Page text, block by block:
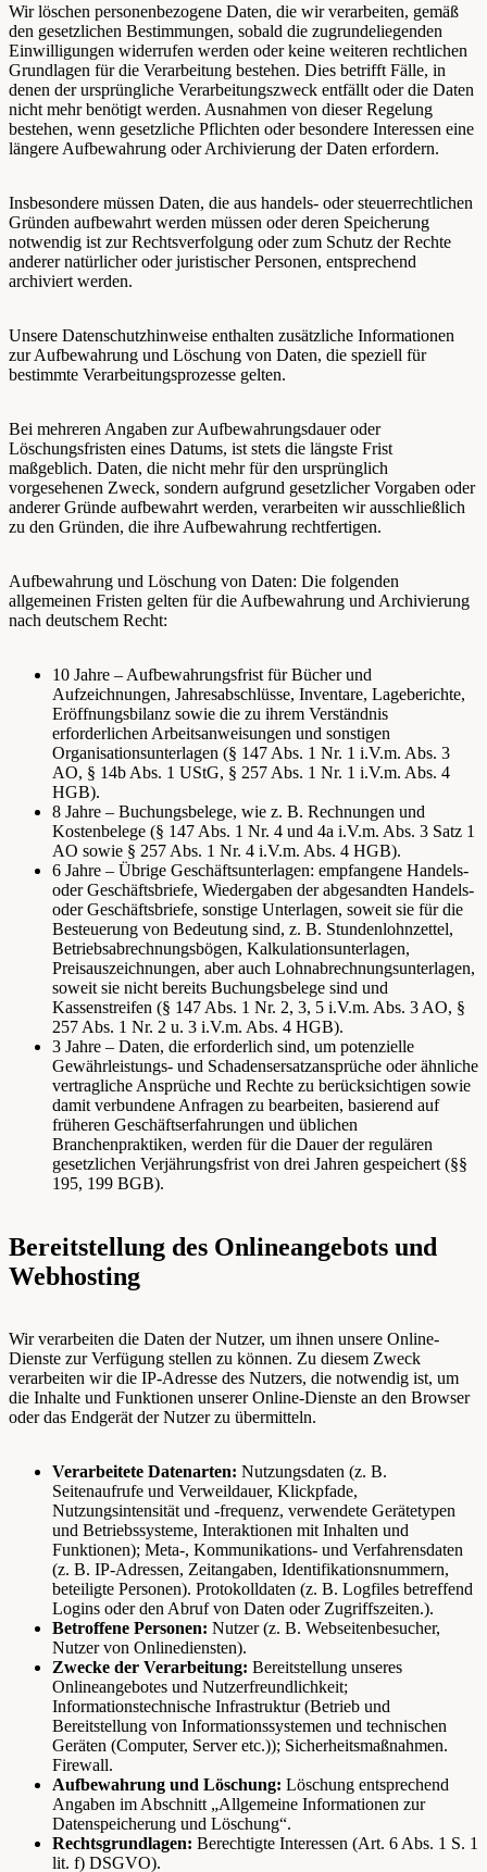
Wir löschen personenbezogene Daten, die wir verarbeiten, gemäß
den gesetzlichen Bestimmungen, sobald die zugrundeliegenden
Einwilligungen widerrufen werden oder keine weiteren rechtlichen
Grundlagen für die Verarbeitung bestehen. Dies betrifft Fälle, in
denen der ursprüngliche Verarbeitungszweck entfällt oder die Daten
nicht mehr benötigt werden. Ausnahmen von dieser Regelung
bestehen, wenn gesetzliche Pflichten oder besondere Interessen eine
längere Aufbewahrung oder Archivierung der Daten erfordern.
Insbesondere müssen Daten, die aus handels- oder steuerrechtlichen
Gründen aufbewahrt werden müssen oder deren Speicherung
notwendig ist zur Rechtsverfolgung oder zum Schutz der Rechte
anderer natürlicher oder juristischer Personen, entsprechend
archiviert werden.
Unsere Datenschutzhinweise enthalten zusätzliche Informationen
zur Aufbewahrung und Löschung von Daten, die speziell für
bestimmte Verarbeitungsprozesse gelten.
Bei mehreren Angaben zur Aufbewahrungsdauer oder
Löschungsfristen eines Datums, ist stets die längste Frist
maßgeblich. Daten, die nicht mehr für den ursprünglich
vorgesehenen Zweck, sondern aufgrund gesetzlicher Vorgaben oder
anderer Gründe aufbewahrt werden, verarbeiten wir ausschließlich
zu den Gründen, die ihre Aufbewahrung rechtfertigen.
Aufbewahrung und Löschung von Daten: Die folgenden
allgemeinen Fristen gelten für die Aufbewahrung und Archivierung
nach deutschem Recht:
10 Jahre – Aufbewahrungsfrist für Bücher und
Aufzeichnungen, Jahresabschlüsse, Inventare, Lageberichte,
Eröffnungsbilanz sowie die zu ihrem Verständnis
erforderlichen Arbeitsanweisungen und sonstigen
Organisationsunterlagen (§ 147 Abs. 1 Nr. 1 i.V.m. Abs. 3
AO, § 14b Abs. 1 UStG, § 257 Abs. 1 Nr. 1 i.V.m. Abs. 4
HGB).
8 Jahre – Buchungsbelege, wie z. B. Rechnungen und
Kostenbelege (§ 147 Abs. 1 Nr. 4 und 4a i.V.m. Abs. 3 Satz 1
AO sowie § 257 Abs. 1 Nr. 4 i.V.m. Abs. 4 HGB).
6 Jahre – Übrige Geschäftsunterlagen: empfangene Handels-
oder Geschäftsbriefe, Wiedergaben der abgesandten Handels-
oder Geschäftsbriefe, sonstige Unterlagen, soweit sie für die
Besteuerung von Bedeutung sind, z. B. Stundenlohnzettel,
Betriebsabrechnungsbögen, Kalkulationsunterlagen,
Preisauszeichnungen, aber auch Lohnabrechnungsunterlagen,
soweit sie nicht bereits Buchungsbelege sind und
Kassenstreifen (§ 147 Abs. 1 Nr. 2, 3, 5 i.V.m. Abs. 3 AO, §
257 Abs. 1 Nr. 2 u. 3 i.V.m. Abs. 4 HGB).
3 Jahre – Daten, die erforderlich sind, um potenzielle
Gewährleistungs- und Schadensersatzansprüche oder ähnliche
vertragliche Ansprüche und Rechte zu berücksichtigen sowie
damit verbundene Anfragen zu bearbeiten, basierend auf
früheren Geschäftserfahrungen und üblichen
Branchenpraktiken, werden für die Dauer der regulären
gesetzlichen Verjährungsfrist von drei Jahren gespeichert (§§
195, 199 BGB).
Bereitstellung des Onlineangebots und
Webhosting
Wir verarbeiten die Daten der Nutzer, um ihnen unsere Online-
Dienste zur Verfügung stellen zu können. Zu diesem Zweck
verarbeiten wir die IP-Adresse des Nutzers, die notwendig ist, um
die Inhalte und Funktionen unserer Online-Dienste an den Browser
oder das Endgerät der Nutzer zu übermitteln.
Verarbeitete Datenarten: Nutzungsdaten (z. B.
Seitenaufrufe und Verweildauer, Klickpfade,
Nutzungsintensität und -frequenz, verwendete Gerätetypen
und Betriebssysteme, Interaktionen mit Inhalten und
Funktionen); Meta-, Kommunikations- und Verfahrensdaten
(z. B. IP-Adressen, Zeitangaben, Identifikationsnummern,
beteiligte Personen). Protokolldaten (z. B. Logfiles betreffend
Logins oder den Abruf von Daten oder Zugriffszeiten.).
Betroffene Personen: Nutzer (z. B. Webseitenbesucher,
Nutzer von Onlinediensten).
Zwecke der Verarbeitung: Bereitstellung unseres
Onlineangebotes und Nutzerfreundlichkeit;
Informationstechnische Infrastruktur (Betrieb und
Bereitstellung von Informationssystemen und technischen
Geräten (Computer, Server etc.)); Sicherheitsmaßnahmen.
Firewall.
Aufbewahrung und Löschung: Löschung entsprechend
Angaben im Abschnitt „Allgemeine Informationen zur
Datenspeicherung und Löschung“.
Rechtsgrundlagen: Berechtigte Interessen (Art. 6 Abs. 1 S. 1
lit. f) DSGVO).